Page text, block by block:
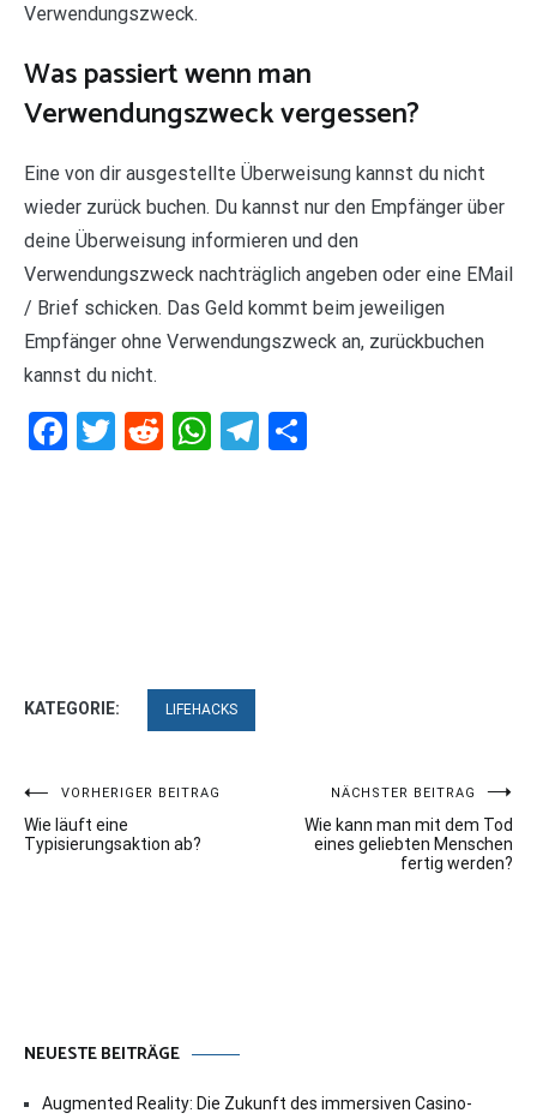
Verwendungszweck.
Was passiert wenn man
Verwendungszweck vergessen?
Eine von dir ausgestellte Überweisung kannst du nicht
wieder zurück buchen. Du kannst nur den Empfänger über
deine Überweisung informieren und den
Verwendungszweck nachträglich angeben oder eine EMail
/ Brief schicken. Das Geld kommt beim jeweiligen
Empfänger ohne Verwendungszweck an, zurückbuchen
kannst du nicht.
Facebook
Twitter
RedditWhatsApp
Telegram
KATEGORIE: LIFEHACKS
Beitragsnavigation
VORHERIGER BEITRAG
Wie läuft eine
Typisierungsaktion ab?
NÄCHSTER BEITRAG
Wie kann man mit dem Tod
eines geliebten Menschen
fertig werden?
NEUESTE BEITRÄGE
Augmented Reality: Die Zukunft des immersiven Casino-